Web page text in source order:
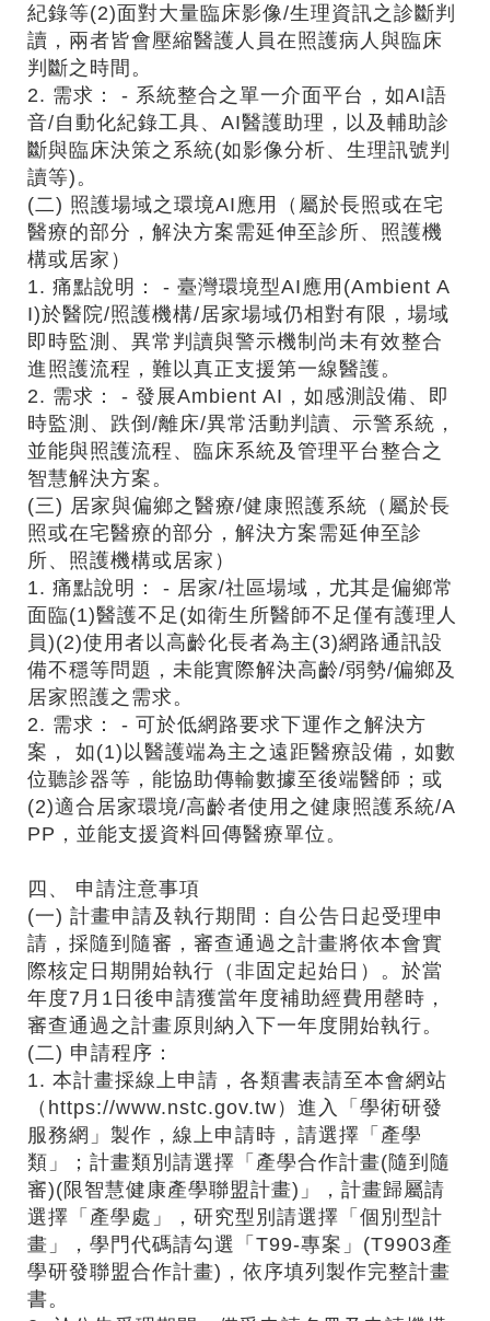
紀錄等(2)面對大量臨床影像/生理資訊之診斷判
讀，兩者皆會壓縮醫護人員在照護病人與臨床
判斷之時間。
2. 需求： - 系統整合之單一介面平台，如AI語
音/自動化紀錄工具、AI醫護助理，以及輔助診
斷與臨床決策之系統(如影像分析、生理訊號判
讀等)。
(二) 照護場域之環境AI應用（屬於長照或在宅
醫療的部分，解決方案需延伸至診所、照護機
構或居家）
1. 痛點說明： - 臺灣環境型AI應用(Ambient A
I)於醫院/照護機構/居家場域仍相對有限，場域
即時監測、異常判讀與警示機制尚未有效整合
進照護流程，難以真正支援第一線醫護。
2. 需求： - 發展Ambient AI，如感測設備、即
時監測、跌倒/離床/異常活動判讀、示警系統，
並能與照護流程、臨床系統及管理平台整合之
智慧解決方案。
(三) 居家與偏鄉之醫療/健康照護系統（屬於長
照或在宅醫療的部分，解決方案需延伸至診
所、照護機構或居家）
1. 痛點說明： - 居家/社區場域，尤其是偏鄉常
面臨(1)醫護不足(如衛生所醫師不足僅有護理人
員)(2)使用者以高齡化長者為主(3)網路通訊設
備不穩等問題，未能實際解決高齡/弱勢/偏鄉及
居家照護之需求。
2. 需求： - 可於低網路要求下運作之解決方
案， 如(1)以醫護端為主之遠距醫療設備，如數
位聽診器等，能協助傳輸數據至後端醫師；或
(2)適合居家環境/高齡者使用之健康照護系統/A
PP，並能支援資料回傳醫療單位。
四、 申請注意事項
(一) 計畫申請及執行期間：自公告日起受理申
請，採隨到隨審，審查通過之計畫將依本會實
際核定日期開始執行（非固定起始日）。於當
年度7月1日後申請獲當年度補助經費用罄時，
審查通過之計畫原則納入下一年度開始執行。
(二) 申請程序：
1. 本計畫採線上申請，各類書表請至本會網站
（https://www.nstc.gov.tw）進入「學術研發
服務網」製作，線上申請時，請選擇「產學
類」；計畫類別請選擇「產學合作計畫(隨到隨
審)(限智慧健康產學聯盟計畫)」，計畫歸屬請
選擇「產學處」，研究型別請選擇「個別型計
畫」，學門代碼請勾選「T99-專案」(T9903產
學研發聯盟合作計畫)，依序填列製作完整計畫
書。